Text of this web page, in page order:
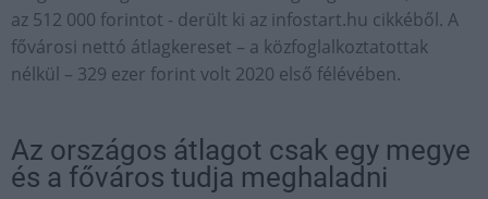
az 512 000 forintot - derült ki az infostart.hu cikkéből. A
fővárosi nettó átlagkereset – a közfoglalkoztatottak
nélkül – 329 ezer forint volt 2020 első félévében.
Az országos átlagot csak egy megye
és a főváros tudja meghaladni